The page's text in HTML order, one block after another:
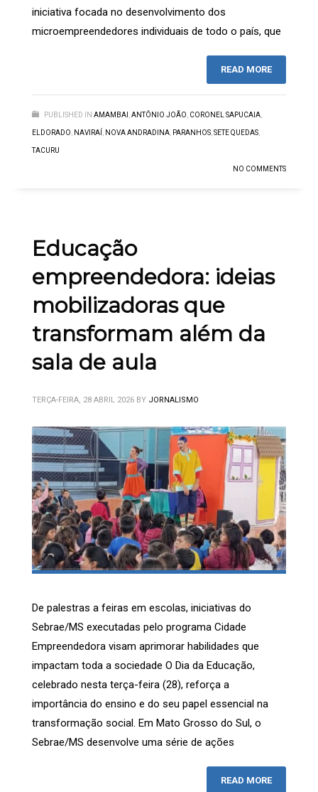
iniciativa focada no desenvolvimento dos
microempreendedores individuais de todo o país, que
READ MORE
PUBLISHED IN AMAMBAI ANTÔNIO JOÃO CORONEL SAPUCAIA
ELDORADO NAVIRAÍ NOVA ANDRADINA PARANHOS SETE QUEDAS
TACURU
NO COMMENTS
Educação
empreendedora: ideias
mobilizadoras que
transformam além da
sala de aula
TERÇA-FEIRA, 28 ABRIL 2026 BY JORNALISMO
De palestras a feiras em escolas, iniciativas do
Sebrae/MS executadas pelo programa Cidade
Empreendedora visam aprimorar habilidades que
impactam toda a sociedade O Dia da Educação,
celebrado nesta terça-feira (28), reforça a
importância do ensino e do seu papel essencial na
transformação social. Em Mato Grosso do Sul, o
Sebrae/MS desenvolve uma série de ações
READ MORE